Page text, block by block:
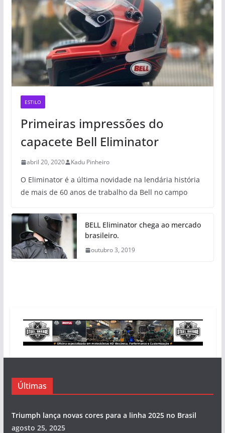
ESTILO
Primeiras impressões do
capacete Bell Eliminator
abril 20, 2020 Kadu Pinheiro
O Eliminator é a última novidade na lendária história
de mais de 60 anos de trabalho da Bell no campo
BELL Eliminator chega ao mercado
brasileiro.
outubro 3, 2019
Últimas
Triumph lança novas cores para a linha 2025 no Brasil
agosto 25, 2025